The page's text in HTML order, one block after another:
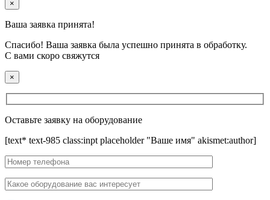
×
Ваша заявка принята!
Спасибо! Ваша заявка была успешно принята в обработку.
С вами скоро свяжутся
×
Оставьте заявку на оборудование
[text* text-985 class:inpt placeholder "Ваше имя" akismet:author]